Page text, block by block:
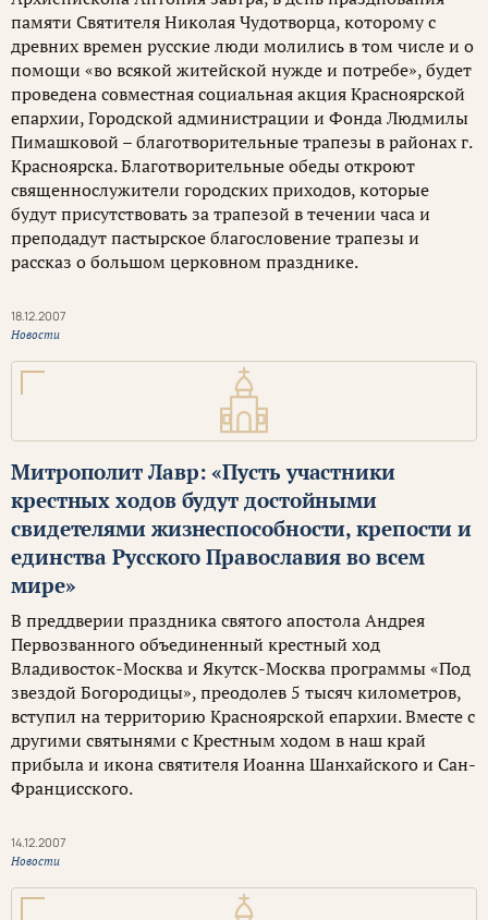
памяти Святителя Николая Чудотворца, которому с
древних времен русские люди молились в том числе и о
помощи «во всякой житейской нужде и потребе», будет
проведена совместная социальная акция Красноярской
епархии, Городской администрации и Фонда Людмилы
Пимашковой – благотворительные трапезы в районах г.
Красноярска. Благотворительные обеды откроют
священнослужители городских приходов, которые
будут присутствовать за трапезой в течении часа и
преподадут пастырское благословение трапезы и
рассказ о большом церковном празднике.
18.12.2007
Новости
Митрополит Лавр: «Пусть учаcтники
крестных ходов будут достойными
свидетелями жизнеспособности, крепости и
единства Русского Православия во всем
мире»
В преддверии праздника святого апостола Андрея
Первозванного объединенный крестный ход
Владивосток-Москва и Якутск-Москва программы «Под
звездой Богородицы», преодолев 5 тысяч километров,
вступил на территорию Красноярской епархии. Вместе с
другими святынями с Крестным ходом в наш край
прибыла и икона святителя Иоанна Шанхайского и Сан-
Францисского.
14.12.2007
Новости